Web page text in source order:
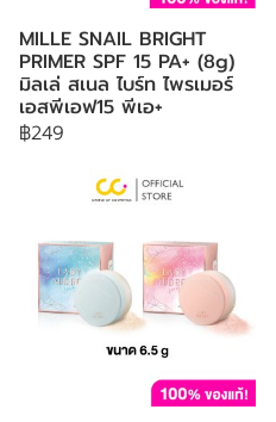
MILLE SNAIL BRIGHT
PRIMER SPF 15 PA+ (8g)
มิลเล่ สเนล ไบร์ท ไพรเมอร์
เอสพีเอฟ15 พีเอ+
฿249